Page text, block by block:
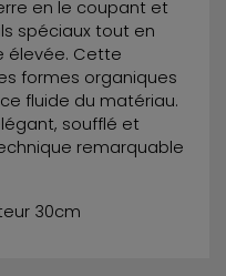
en le coupant et
spéciaux tout en
élevée. Cette
formes organiques
fluide du matériau.
soufflé et
remarquable
30cm